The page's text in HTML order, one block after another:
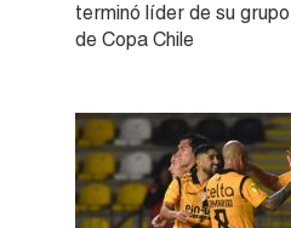
terminó líder de su
de Copa Chile